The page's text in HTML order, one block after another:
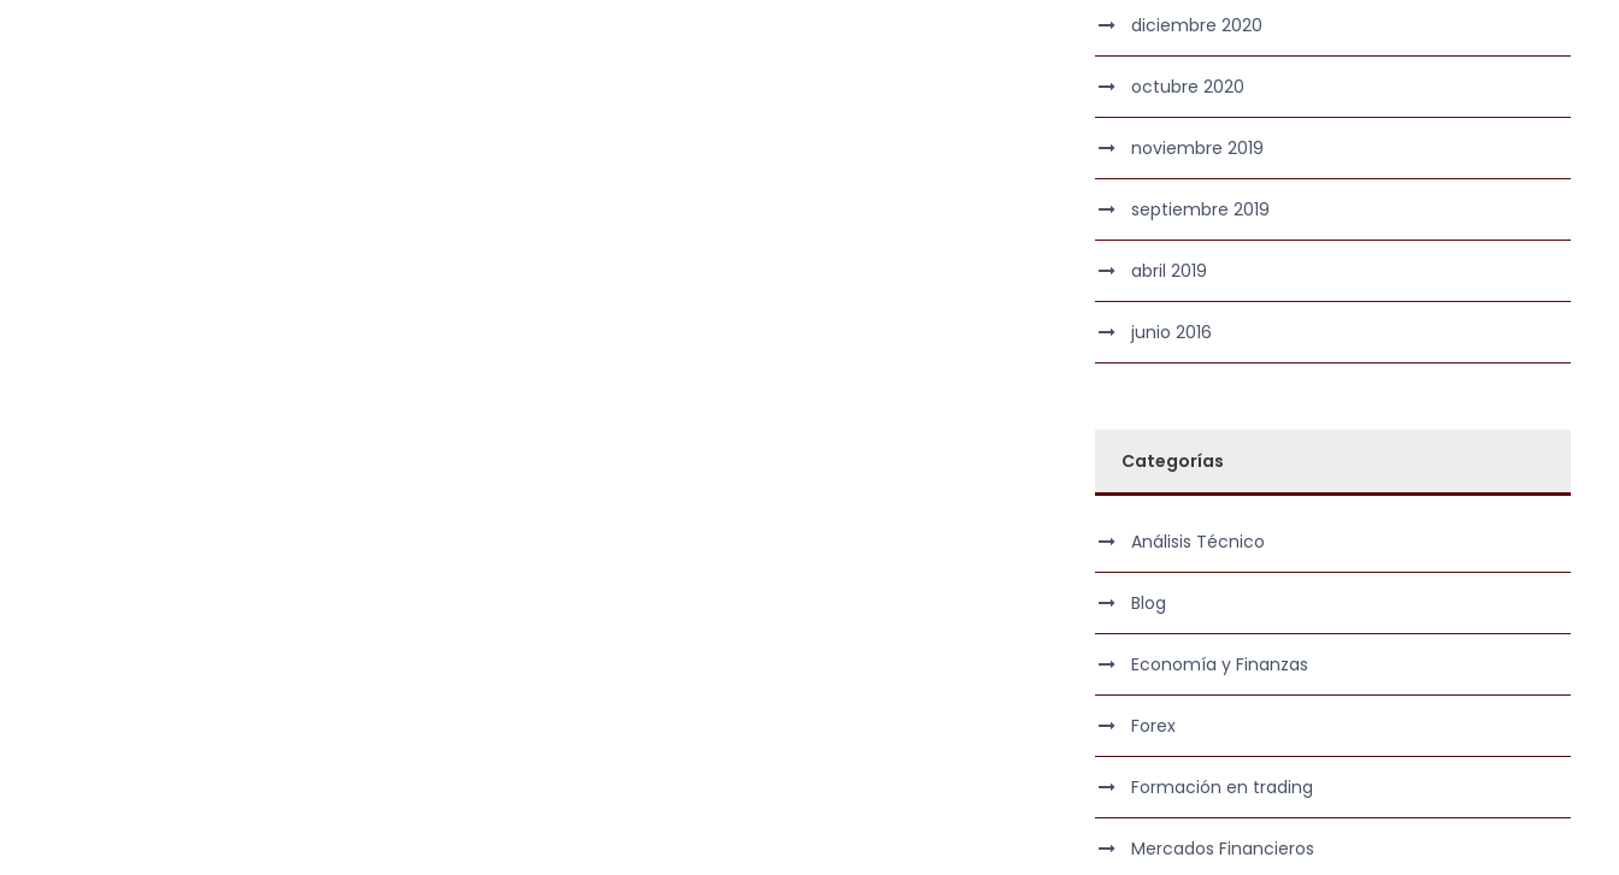
diciembre 2020
octubre 2020
noviembre 2019
septiembre 2019
abril 2019
junio 2016
Categorías
Análisis Técnico
Blog
Economía y Finanzas
Forex
Formación en trading
Mercados Financieros